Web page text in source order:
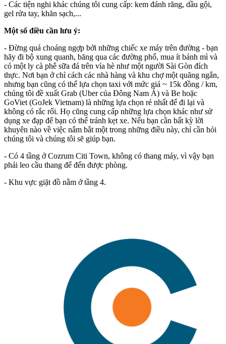
- Các tiện nghi khác chúng tôi cung cấp: kem đánh răng, dầu gội,
gel rửa tay, khăn sạch,...
Một số điều cần lưu ý:
- Đừng quá choáng ngợp bởi những chiếc xe máy trên đường - bạn
hãy đi bộ xung quanh, băng qua các đường phố, mua ít bánh mì và
có một ly cà phê sữa đá trên vỉa hè như một người Sài Gòn đích
thực. Nơi bạn ở chỉ cách các nhà hàng và khu chợ một quãng ngắn,
nhưng bạn cũng có thể lựa chọn taxi với mức giá ~ 15k đồng / km,
chúng tôi đề xuất Grab (Uber của Đông Nam Á) và Be hoặc
GoViet (GoJek Vietnam) là những lựa chọn rẻ nhất để đi lại và
không có rắc rối. Họ cũng cung cấp những lựa chọn khác như sử
dụng xe đạp để bạn có thể tránh kẹt xe. Nếu bạn cần bất kỳ lời
khuyên nào về việc nắm bắt một trong những điều này, chỉ cần hỏi
chúng tôi và chúng tôi sẽ giúp bạn.
- Có 4 tầng ở Cozrum Citi Town, không có thang máy, vì vậy bạn
phải leo cầu thang để đến được phòng.
- Khu vực giặt đồ nằm ở tầng 4.